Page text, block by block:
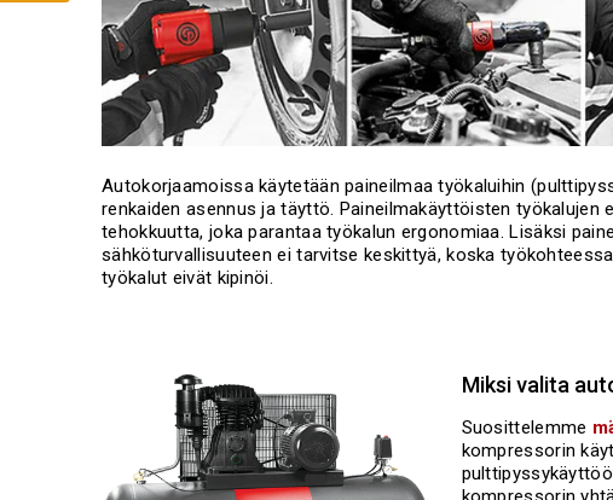
Autokorjaamoissa käytetään paineilmaa työkaluihin
renkaiden asennus ja täyttö. Paineilmakäyttöisten työkalujen
tehokkuutta, joka parantaa työkalun ergonomiaa. Lisäksi
sähköturvallisuuteen ei tarvitse keskittyä, koska
työkalut eivät kipinöi.
Miksi valita
Suosittelemme
kompressorin